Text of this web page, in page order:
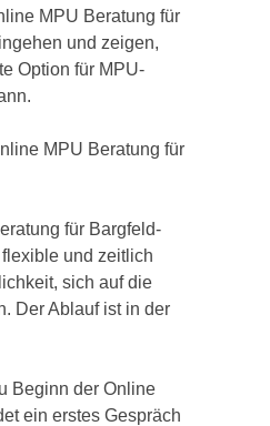
MPU Beratung für
und zeigen,
Option für MPU-
MPU Beratung für
für Bargfeld-
und zeitlich
sich auf die
Der Ablauf ist in der
Beginn der Online
ein erstes Gespräch